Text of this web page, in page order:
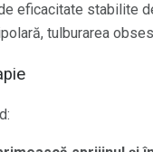
eficacitate stabilite
tulburarea